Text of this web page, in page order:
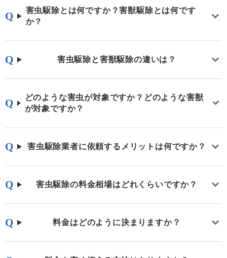
害虫駆除とは何ですか？害獣駆除とは何です
か？
害虫駆除と害獣駆除の違いは？
どのような害虫が対象ですか？どのような害獣
が対象ですか？
害虫駆除業者に依頼するメリットは何ですか？
害虫駆除の料金相場はどれくらいですか？
料金はどのように決まりますか？